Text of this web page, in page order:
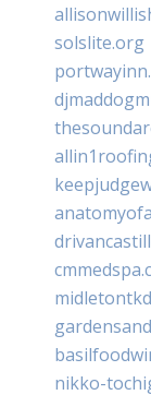
solslite.org
nikko-